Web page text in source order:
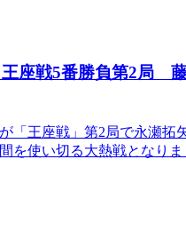
王座戦5番勝負第2局
「王座戦」第2局で永瀬拓
を使い切る大熱戦となり